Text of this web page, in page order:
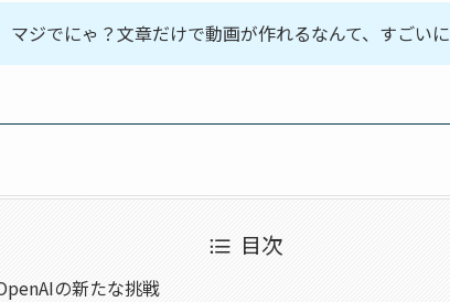
マジでにゃ？文章だけで動画が作れるなんて、すごいに
目次
の新たな挑戦